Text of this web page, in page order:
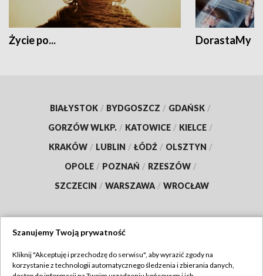
Życie po... DorastaMy
BIAŁYSTOK / BYDGOSZCZ / GDAŃSK /
GORZÓW WLKP. / KATOWICE / KIELCE /
KRAKÓW / LUBLIN / ŁÓDŹ / OLSZTYN /
OPOLE / POZNAŃ / RZESZÓW /
SZCZECIN / WARSZAWA / WROCŁAW
TVP
Szanujemy Twoją prywatność
Kliknij "Akceptuję i przechodzę do serwisu", aby wyrazić zgody na
korzystanie z technologii automatycznego śledzenia i zbierania danych,